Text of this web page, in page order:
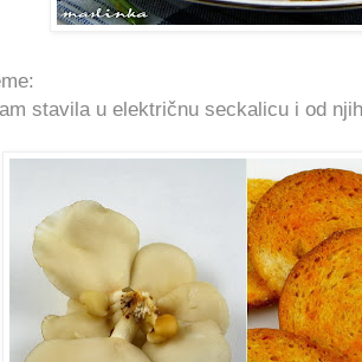
stavila u električnu seckalicu i od